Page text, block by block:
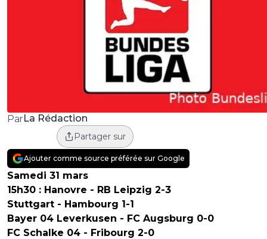
ParLa Rédaction
Partager sur
Ajouter comme source préférée sur Google
Samedi 31 mars
15h30 : Hanovre - RB Leipzig 2-3
Stuttgart - Hambourg 1-1
Bayer 04 Leverkusen - FC Augsburg 0-0
FC Schalke 04 - Fribourg 2-0